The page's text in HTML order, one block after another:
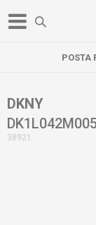
POSTA
DKNY
38921